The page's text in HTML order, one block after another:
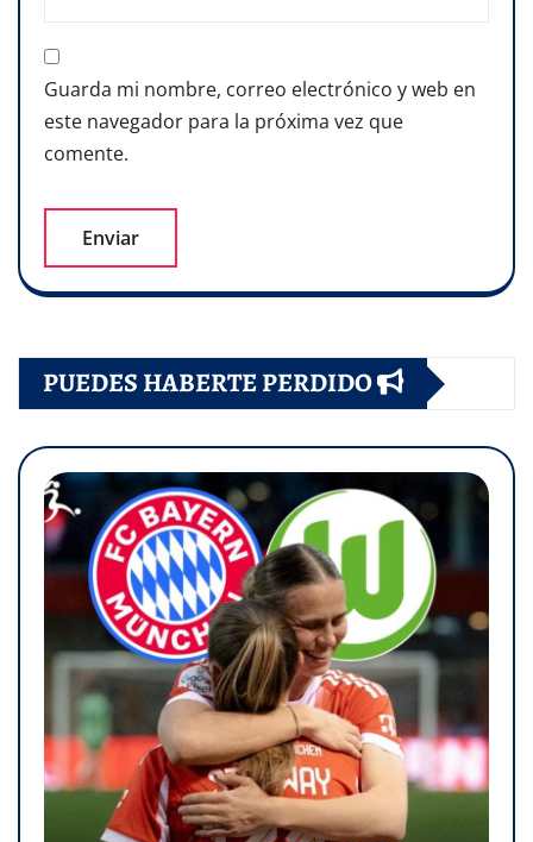
Guarda mi nombre, correo electrónico y web en
este navegador para la próxima vez que
comente.
PUEDES HABERTE PERDIDO